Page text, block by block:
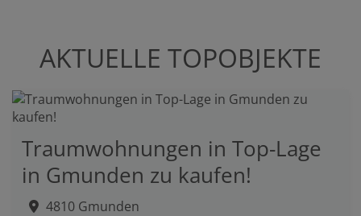
AKTUELLE TOPOBJEKTE
Traumwohnungen in Top-Lage
in Gmunden zu kaufen!
4810 Gmunden